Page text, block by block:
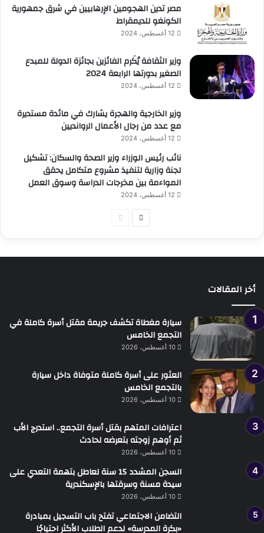
مصر تدين الهجومين الإرهابيين في شرق جمهورية
الكونغو للديمقراط
12 أغسطس، 2024
وزير الثقافة يُكَرم الفائزين بجائزة الدولة للمبدع
الصغير بدورتها الرابعة 2024
12 أغسطس، 2024
وزير الخارجية والهجرة يشارك في مائدة مستديرة
مع عدد من رجال الأعمال الروانديين
12 أغسطس، 2024
نائب رئيس الوزراء وزير الصحة والسكان: تشكيل
لجنة وزارية لتنفيذ مشروع متكامل يحقق
المواءمة بين مخرجات الدراسة وسوق العمل
12 أغسطس، 2024
الصفحة
أخر المقالات
سيارة مغطاة تكشف جريمة مقتل أسرة كاملة في
التجمع الخامس
10 أغسطس، 2026
العثور على أسرة كاملة متوفاة داخل سيارة
بالتجمع الخامس
10 أغسطس، 2026
اعترافات المتهم بقتل أسرة التجمع.. استدرج الأب
ثم أوهم زوجته بتعرضه لحادث
10 أغسطس، 2026
السجن المشدد 15 سنة لعاطل بتهمة التعدي على
سيدة مسنة وسرقتها بالإسكندرية
10 أغسطس، 2026
التضامن الاجتماعي تفتح باب التسجيل بمبادرة
«بكرة المدرسة» لدعم الطلاب الأكثر احتياجًا